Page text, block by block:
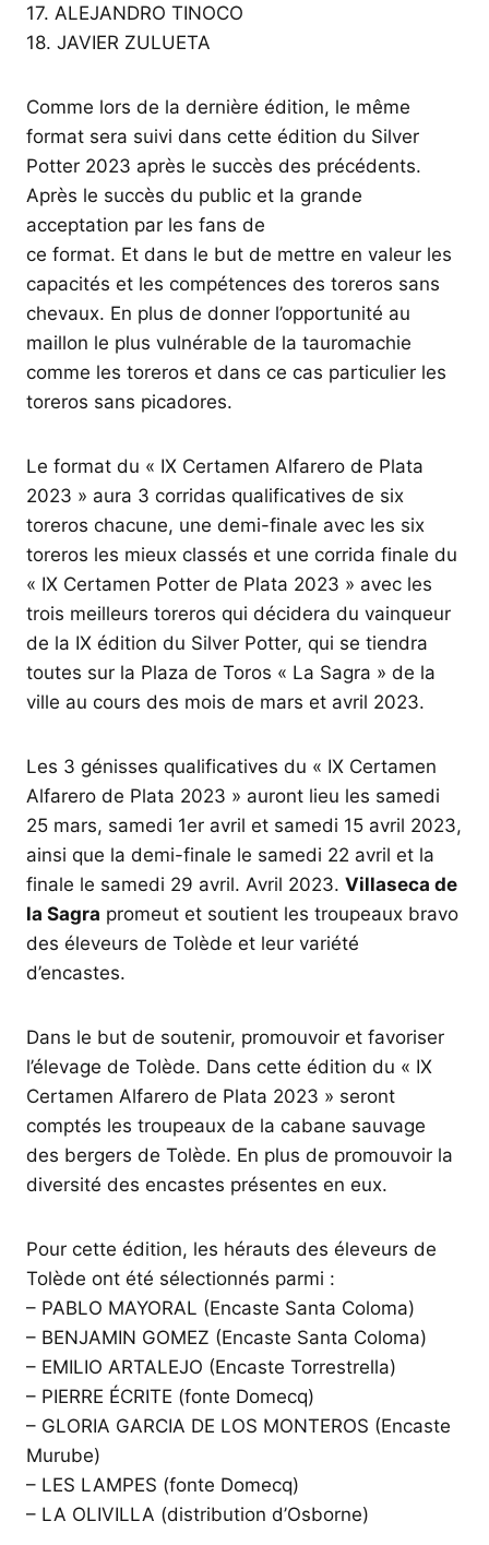
17. ALEJANDRO TINOCO
18. JAVIER ZULUETA
Comme lors de la dernière édition, le même
format sera suivi dans cette édition du Silver
Potter 2023 après le succès des précédents.
Après le succès du public et la grande
acceptation par les fans de
ce format. Et dans le but de mettre en valeur les
capacités et les compétences des toreros sans
chevaux. En plus de donner l’opportunité au
maillon le plus vulnérable de la tauromachie
comme les toreros et dans ce cas particulier les
toreros sans picadores.
Le format du « IX Certamen Alfarero de Plata
2023 » aura 3 corridas qualificatives de six
toreros chacune, une demi-finale avec les six
toreros les mieux classés et une corrida finale du
« IX Certamen Potter de Plata 2023 » avec les
trois meilleurs toreros qui décidera du vainqueur
de la IX édition du Silver Potter, qui se tiendra
toutes sur la Plaza de Toros « La Sagra » de la
ville au cours des mois de mars et avril 2023.
Les 3 génisses qualificatives du « IX Certamen
Alfarero de Plata 2023 » auront lieu les samedi
25 mars, samedi 1er avril et samedi 15 avril 2023,
ainsi que la demi-finale le samedi 22 avril et la
finale le samedi 29 avril. Avril 2023. Villaseca de
la Sagra promeut et soutient les troupeaux bravo
des éleveurs de Tolède et leur variété
d’encastes.
Dans le but de soutenir, promouvoir et favoriser
l’élevage de Tolède. Dans cette édition du « IX
Certamen Alfarero de Plata 2023 » seront
comptés les troupeaux de la cabane sauvage
des bergers de Tolède. En plus de promouvoir la
diversité des encastes présentes en eux.
Pour cette édition, les hérauts des éleveurs de
Tolède ont été sélectionnés parmi :
– PABLO MAYORAL (Encaste Santa Coloma)
– BENJAMIN GOMEZ (Encaste Santa Coloma)
– EMILIO ARTALEJO (Encaste Torrestrella)
– PIERRE ÉCRITE (fonte Domecq)
– GLORIA GARCIA DE LOS MONTEROS (Encaste
Murube)
– LES LAMPES (fonte Domecq)
– LA OLIVILLA (distribution d’Osborne)